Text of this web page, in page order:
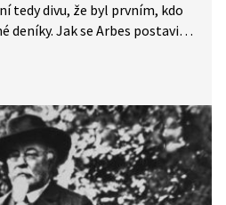
tedy divu, že byl prvním, kdo
deníky. Jak se Arbes postavil